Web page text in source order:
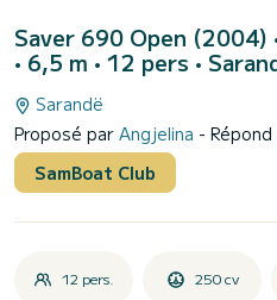
Saver 690 Open (2004)
• 6,5 m • 12 pers •
Sarandë
Proposé par Angjelina -
SamBoat Club
12 pers. 250 cv